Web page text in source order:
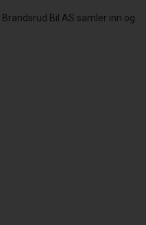
Bil AS samler inn og